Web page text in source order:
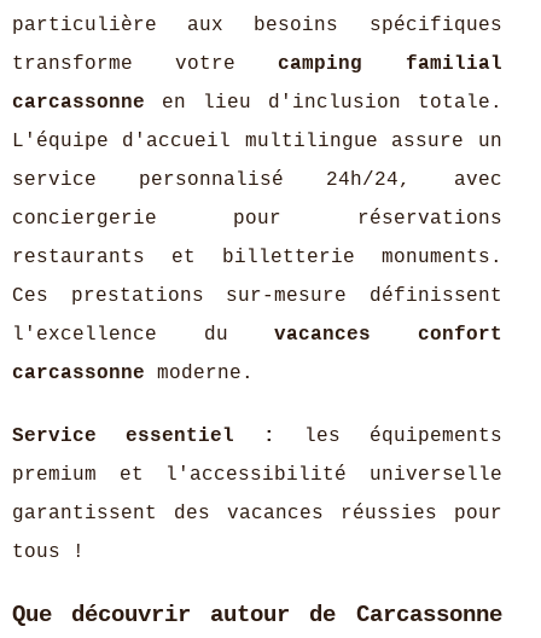
particulière aux besoins spécifiques
transforme votrecamping familial
carcassonne en lieu d'inclusion totale.
L'équipe d'accueil multilingue assure un
service personnalisé 24h/24, avec
conciergerie pour réservations
restaurants et billetterie monuments.
Ces prestations sur-mesure définissent
l'excellence duvacances confort
carcassonne moderne.
Service essentiel :
les équipements
premium et l'accessibilité universelle
garantissent des vacances réussies pour
tous !
Que découvrir autour de Carcassonne